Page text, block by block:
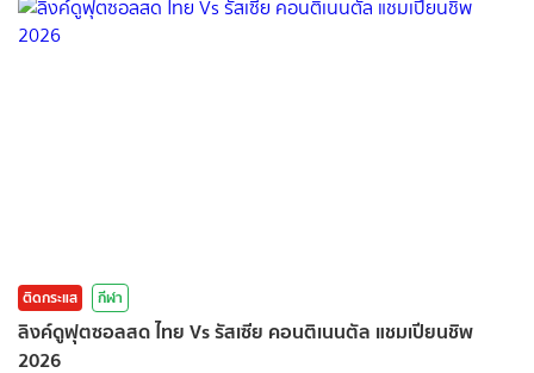
ติดกระแส กีฬา
ลิงค์ดูฟุตซอลสด ไทย Vs รัสเซีย คอนติเนนตัล แชมเปียนชิพ
2026